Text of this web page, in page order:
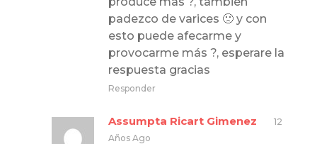
padezco de varices 🙁 y con
esto puede afecarme y
provocarme más ?, esperare la
respuesta gracias
Responder
Assumpta Ricart Gimenez
12
Años Ago